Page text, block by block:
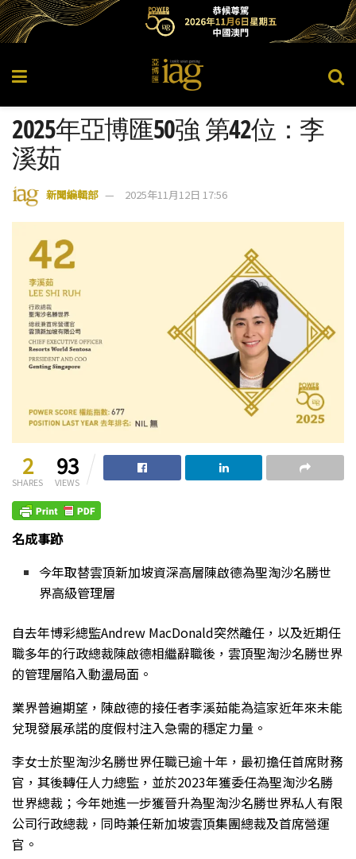
2025年亞博匯50強 第42位：李
溪茹
新聞編輯部 2025年11月12日 17:56
2
SHARES
93
VIEWS
名成事跡
今年取替雲頂新加坡資深高層陳啟德為聖淘沙名勝世
界高級管理層
自去年博彩總監Andrew MacDonald突然離任，以及近期任
職多年的行政總裁陳啟德相繼辭職後，雲頂聖淘沙名勝世界
的管理層陷入動盪局面。
業界普遍期望，陳啟德的接任者李溪茹能為這家近年來未能
兌現發展承諾的度假村注入急需的穩定力量。
李女士於聖淘沙名勝世界任職已逾十年，最初擔任首席財務
官，其後轉任人力總監，並於2023年獲委任為聖淘沙名勝
世界總裁；今年她進一步獲晉升為聖淘沙名勝世界私人有限
公司行政總裁，同時兼任新加坡雲頂集團總裁及首席營運
官。